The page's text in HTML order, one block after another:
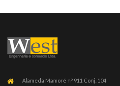
Alameda Mamoré nº 911 Conj. 104